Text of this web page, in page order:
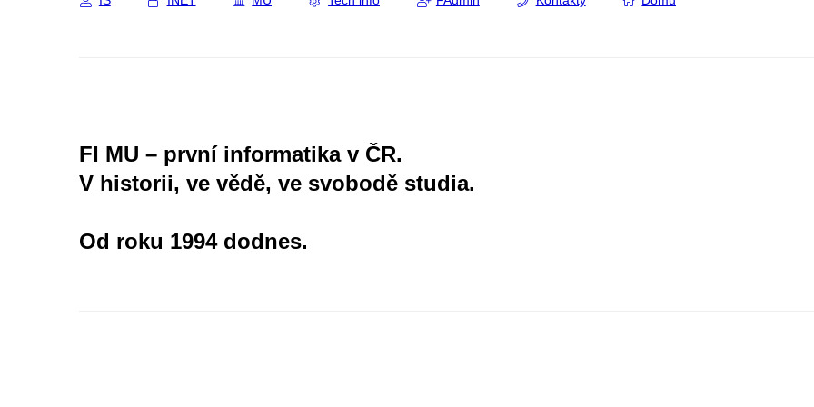
FI MU – první informatika v ČR.
V historii, ve vědě, ve svobodě studia.
Od roku 1994 dodnes.